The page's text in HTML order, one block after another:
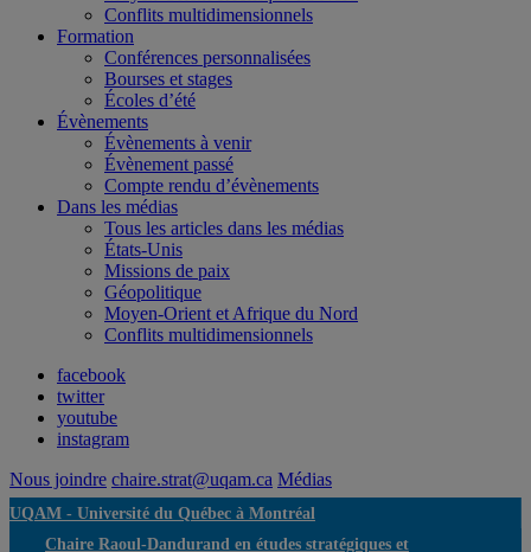
Conflits multidimensionnels
Formation
Conférences personnalisées
Bourses et stages
Écoles d’été
Évènements
Évènements à venir
Évènement passé
Compte rendu d’évènements
Dans les médias
Tous les articles dans les médias
États-Unis
Missions de paix
Géopolitique
Moyen-Orient et Afrique du Nord
Conflits multidimensionnels
facebook
twitter
youtube
instagram
Nous joindre chaire.strat@uqam.ca Médias
UQAM - Université du Québec à Montréal
Chaire Raoul-Dandurand en études stratégiques et